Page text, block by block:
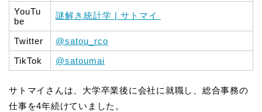
YouTu
be
謎解き統計学 | サトマイ
Twitter
@satou_rco
TikTok
@satoumai
サトマイさんは、大学卒業後に会社に就職し、総合事務の
仕事を4年続けていました。